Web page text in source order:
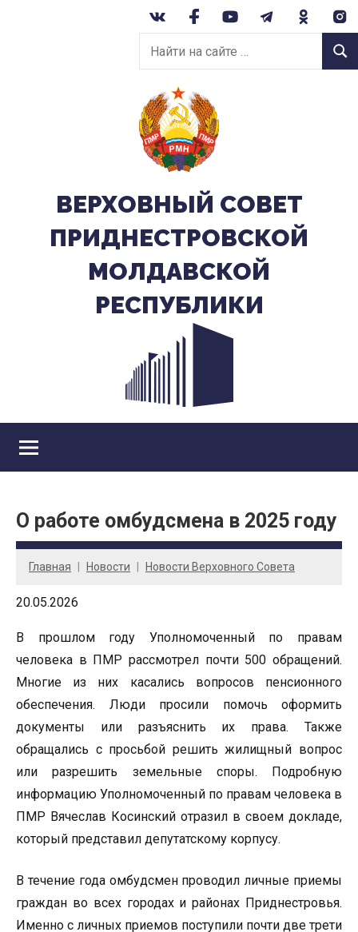
Найти
на
сайте:
ВЕРХОВНЫЙ CОВЕТ
ПРИДНЕСТРОВСКОЙ
МОЛДАВСКОЙ
РЕСПУБЛИКИ
О работе омбудсмена в 2025 году
Главная Новости Новости Верховного Совета
20.05.2026
В прошлом году Уполномоченный по правам
человека в ПМР рассмотрел почти 500 обращений.
Многие из них касались вопросов пенсионного
обеспечения. Люди просили помочь оформить
документы или разъяснить их права. Также
обращались с просьбой решить жилищный вопрос
или разрешить земельные споры. Подробную
информацию Уполномоченный по правам человека в
ПМР Вячеслав Косинский отразил в своем докладе,
который представил депутатскому корпусу.
В течение года омбудсмен проводил личные приемы
граждан во всех городах и районах Приднестровья.
Именно с личных приемов поступили почти две трети